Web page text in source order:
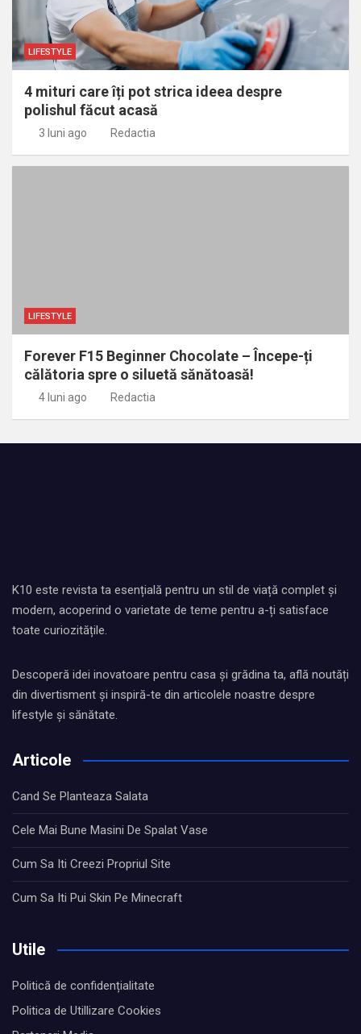
LIFESTYLE
4 mituri care îți pot strica ideea despre
polishul făcut acasă
3 luni ago Redactia
LIFESTYLE
Forever F15 Beginner Chocolate – Începe-ți
călătoria spre o siluetă sănătoasă!
4 luni ago Redactia
K10 este revista ta esențială pentru un stil de viață complet și
modern, acoperind o varietate de teme pentru a-ți satisface
toate curiozitățile.
Descoperă idei inovatoare pentru casa și grădina ta, află noutăți
din divertisment și inspiră-te din articolele noastre despre
lifestyle și sănătate.
Articole
Cand Se Planteaza Salata
Cele Mai Bune Masini De Spalat Vase
Cum Sa Iti Creezi Propriul Site
Cum Sa Iti Pui Skin Pe Minecraft
Utile
Politică de confidențialitate
Politica de Utillizare Cookies